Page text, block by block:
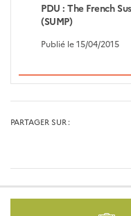
PDU : The French
(SUMP)
Publié le 15/04/2015
PARTAGER SUR
Pied